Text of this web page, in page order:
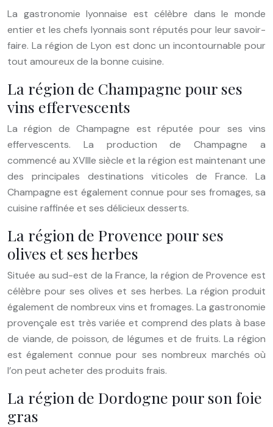
La gastronomie lyonnaise est célèbre dans le monde
entier et les chefs lyonnais sont réputés pour leur savoir-
faire. La région de Lyon est donc un incontournable pour
tout amoureux de la bonne cuisine.
La région de Champagne pour ses
vins effervescents
La région de Champagne est réputée pour ses vins
effervescents. La production de Champagne a
commencé au XVIIIe siècle et la région est maintenant une
des principales destinations viticoles de France. La
Champagne est également connue pour ses fromages, sa
cuisine raffinée et ses délicieux desserts.
La région de Provence pour ses
olives et ses herbes
Située au sud-est de la France, la région de Provence est
célèbre pour ses olives et ses herbes. La région produit
également de nombreux vins et fromages. La gastronomie
provençale est très variée et comprend des plats à base
de viande, de poisson, de légumes et de fruits. La région
est également connue pour ses nombreux marchés où
l’on peut acheter des produits frais.
La région de Dordogne pour son foie
gras